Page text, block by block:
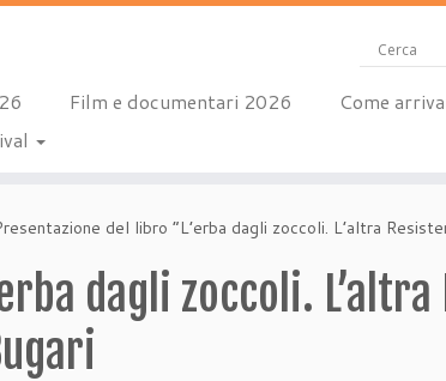
Film e documentari 2026 Come
del libro “L’erba dagli zoccoli. L’altra
dagli zoccoli.